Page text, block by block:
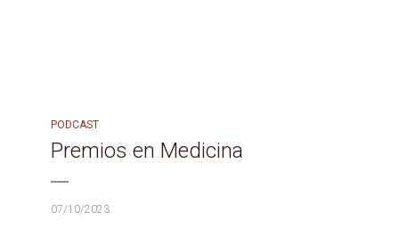
PODCAST
Premios en Medicina
07/10/2023